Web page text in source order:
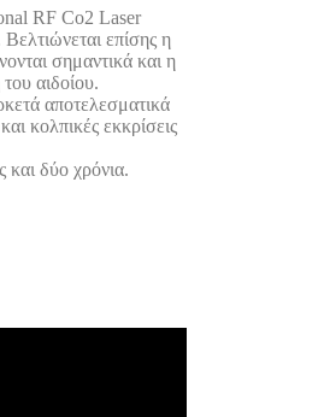
RF Co2 Laser
επίσης η
σημαντικά και η
αιδοίου.
αποτελεσματικά
κολπικές εκκρίσεις
δύο χρόνια.